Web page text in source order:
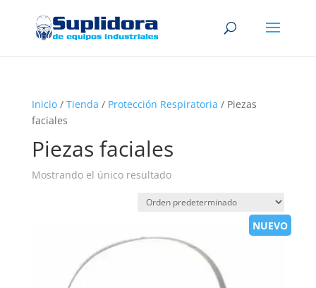
Inicio/ Tienda / Protección Respiratoria / Piezas
faciales
Piezas faciales
Mostrando el único resultado
NUEVO